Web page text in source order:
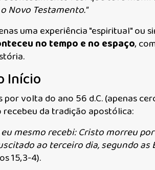
Novo Testamento."
uma experiência "espiritual" ou
no tempo e no espaço,
Início
volta do ano 56 d.C. (apenas
recebeu da tradição apostólica:
mesmo recebi: Cristo morreu
ao terceiro dia, segundo as
15,3-4).